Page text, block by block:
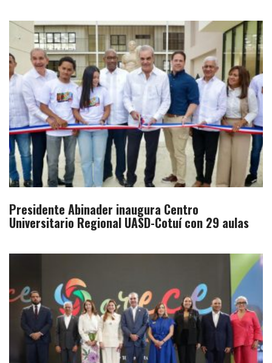
Presidente Abinader inaugura Centro
Universitario Regional UASD-Cotuí con 29 aulas